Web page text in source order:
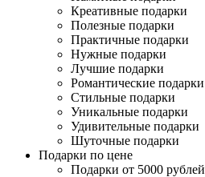
Креативные подарки
Полезные подарки
Практичные подарки
Нужные подарки
Лучшие подарки
Романтические подарки
Стильные подарки
Уникальные подарки
Удивительные подарки
Шуточные подарки
Подарки по цене
Подарки от 5000 рублей